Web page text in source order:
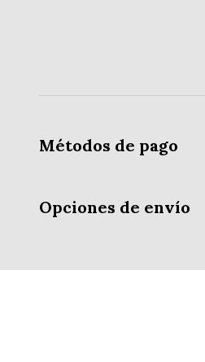
Métodos de pago
Opciones de envío